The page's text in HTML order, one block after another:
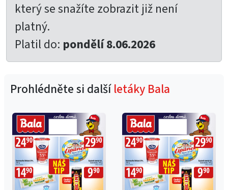
který se snažíte zobrazit již není
platný.
Platil do: pondělí 8.06.2026
Prohlédněte si dalšíletáky Bala